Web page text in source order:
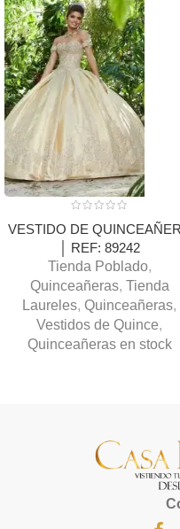
VESTIDO DE
│ REF: 89242
Tienda Poblado,
Quinceañeras, Tienda
Laureles, Quinceañeras,
Vestidos de Quince,
Quinceañeras en stock